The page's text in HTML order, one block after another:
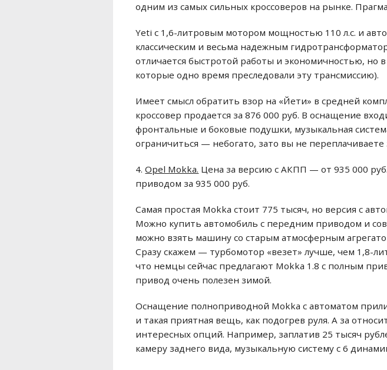
одним из самых сильных кроссоверов на рынке.
Yeti с 1,6-литровым мотором мощностью 110 л.с. и
классическим и весьма надежным
отличается быстротой работы и экономичностью, но
которые одно время преследовали эту трансмиссию).
Имеет смысл обратить взор на «Йети» в средней
кроссовер продается за 876 000 руб. В оснащение
фронтальные и боковые подушки, музыкальная
ограничиться — небогато, зато вы не переплачиваете
4.Opel Mokka. Цена за версию с АКПП — от 935 000
приводом за 935 000 руб.
Самая простая Mokka стоит 775 тысяч, но версия с
Можно купить автомобиль с передним приводом и
можно взять машину со старым атмосферным
Сразу скажем — турбомотор «везет» лучше, чем 1,8-
что немцы сейчас предлагают Mokka 1.8 с полным
привод очень полезен зимой.
Оснащение полноприводной Mokka с автоматом
и такая приятная вещь, как подогрев руля. А за
интересных опций. Например, заплатив 25 тысяч
камеру заднего вида, музыкальную систему с 6